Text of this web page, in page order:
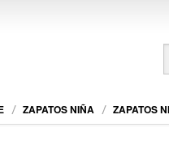
ZAPATOS NIÑA ZAPATOS